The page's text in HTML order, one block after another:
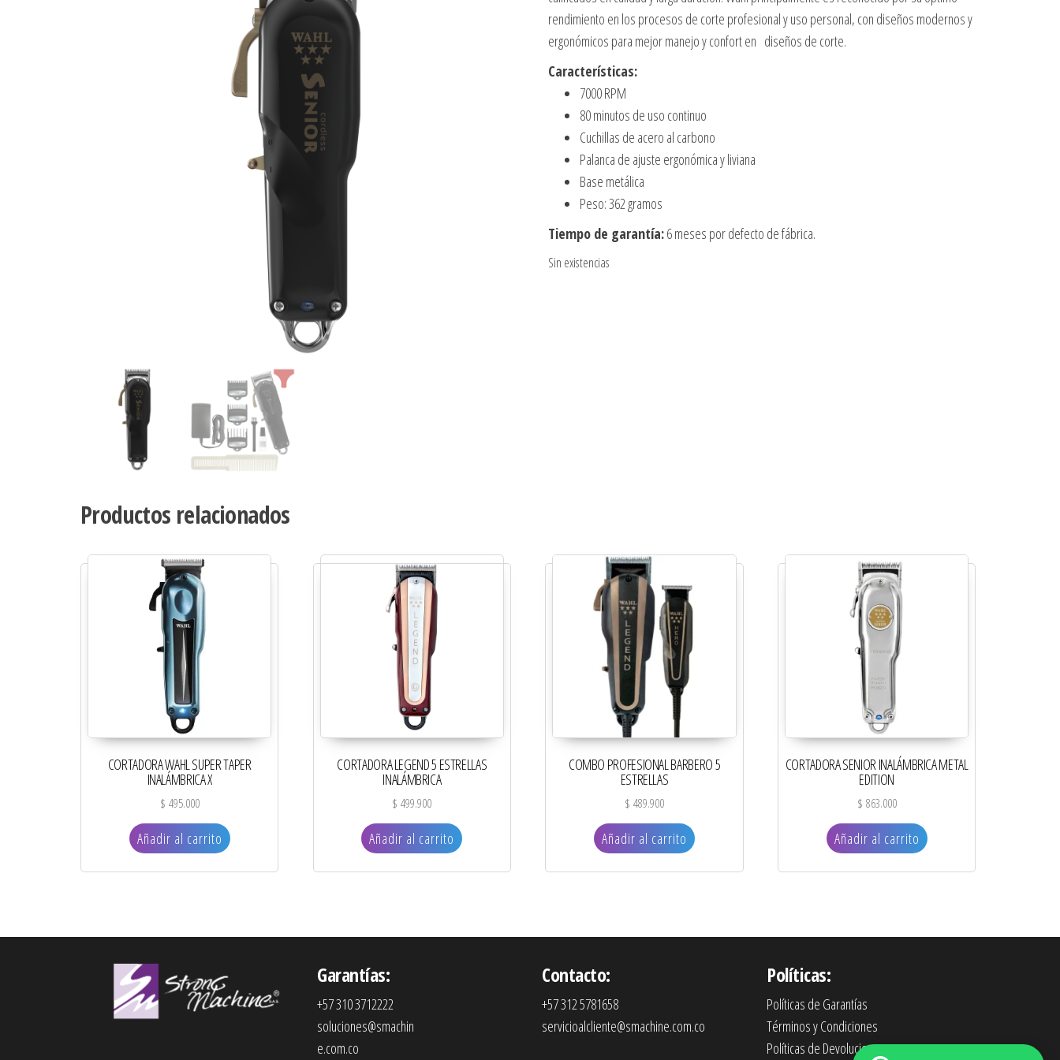
rendimiento en los procesos de corte profesional y uso personal, con diseños modernos y
ergonómicos para mejor manejo y confort en diseños de corte.
Características:
7000 RPM
80 minutos de uso continuo
Cuchillas de acero al carbono
Palanca de ajuste ergonómica y liviana
Base metálica
Peso: 362 gramos
Tiempo de garantía:6 meses por defecto de fábrica.
Sin existencias
Productos relacionados
CORTADORA WAHL SUPER TAPER
INALÁMBRICA X
$ 495.000
Añadir al carrito
CORTADORA LEGEND 5 ESTRELLAS
INALÁMBRICA
$ 499.900
Añadir al carrito
COMBO PROFESIONAL BARBERO 5
ESTRELLAS
$ 489.900
Añadir al carrito
CORTADORA SENIOR INALÁMBRICA METAL
EDITION
$ 863.000
Añadir al carrito
Garantías:
+57 310 3712222
soluciones@smachin
e.com.co
Contacto:
+57 312 5781658
servicioalcliente@smachine.com.co
Políticas:
Políticas de Garantías
Términos y Condiciones
Políticas de Devoluciones